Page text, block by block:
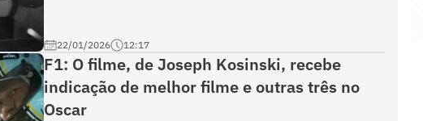
22/01/2026 12:17
F1: O filme, de Joseph Kosinski, recebe
indicação de melhor filme e outras três no
Oscar